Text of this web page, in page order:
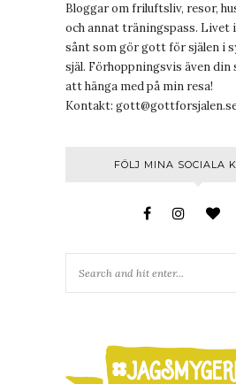
Bloggar om friluftsliv, resor,
och annat träningspass. Livet
sånt som gör gott för själen i
själ. Förhoppningsvis även din
att hänga med på min resa!
Kontakt:
FÖLJ MINA SOCIALA